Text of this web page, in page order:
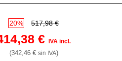
20% 517,98 €
€IVA incl.
(342,46 € sin IVA)